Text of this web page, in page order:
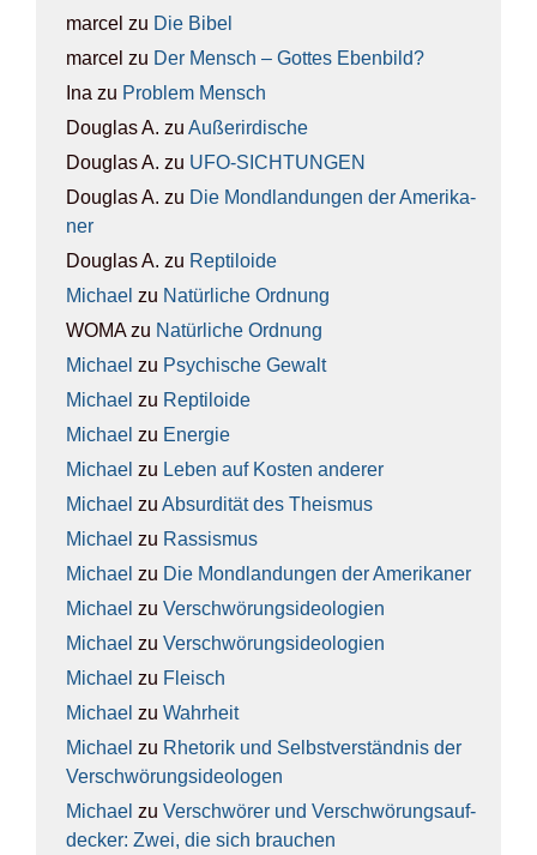
marcel zu Die Bibel
marcel zu Der Mensch – Got­tes Eben­bild?
Ina zu Pro­blem Mensch
Douglas A. zu Außer­ir­di­sche
Douglas A. zu UFO-SICH­TUN­GEN
Douglas A. zu Die Mond­lan­dun­gen der Ame­ri­ka­
ner
Douglas A. zu Rep­ti­lo­ide
Michael zu Natür­li­che Ord­nung
WOMAzu Natür­li­che Ord­nung
Michael zu Psy­chi­sche Gewalt
Michael zu Rep­ti­lo­ide
Michael zu Ener­gie
Michael zu Leben auf Kos­ten ande­rer
Michael zu Absur­di­tät des The­is­mus
Michael zu Ras­sis­mus
Michael zu Die Mond­lan­dun­gen der Ame­ri­ka­ner
Michael zu Ver­schwö­rungs­ideo­lo­gien
Michael zu Ver­schwö­rungs­ideo­lo­gien
Michael zu Fleisch
Michael zu Wahr­heit
Michael zu Rhe­to­rik und Selbst­ver­ständ­nis der
Ver­schwö­rungs­ideo­lo­gen
Michael zu Ver­schwö­rer und Ver­schwö­rungs­auf­
de­cker: Zwei, die sich brau­chen